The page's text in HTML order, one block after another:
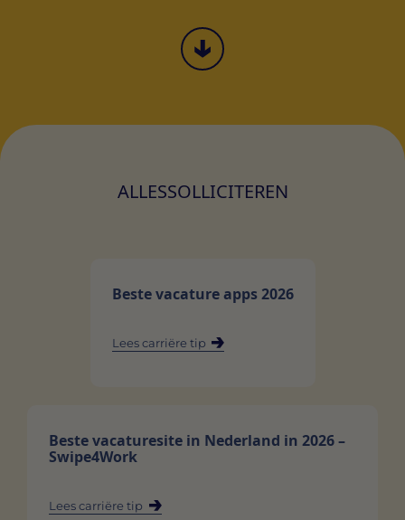
ALLESSOLLICITEREN
Beste vacature apps 2026
Lees carriëre tip
Beste vacaturesite in Nederland in 2026 –
Swipe4Work
Lees carriëre tip